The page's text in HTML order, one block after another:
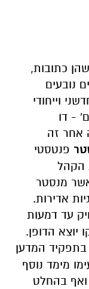
כתובות,
נובעים
וייחודי
- דו
אחר זה
פנטסטי
הקהל
מנסטר
אדירות.
עד דמעות
יוצא הדופן.
בתפקיד המדען
מימד נוסף
בהחלט